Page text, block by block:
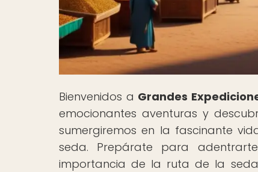
Bienvenidos a Grandes
emocionantes aventuras y
sumergiremos en la fascinante
seda. Prepárate para
importancia de la ruta de la